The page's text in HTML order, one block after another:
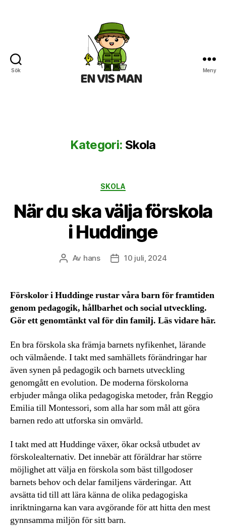
Sök Meny
Kategori: Skola
Kategorier
SKOLA
När du ska välja förskola
i Huddinge
Inläggsförfattare
Av hans Inläggsdatum
10 juli, 2024
Förskolor i Huddinge rustar våra barn för framtiden
genom pedagogik, hållbarhet och social utveckling.
Gör ett genomtänkt val för din familj. Läs vidare här.
En bra förskola ska främja barnets nyfikenhet, lärande
och välmående. I takt med samhällets förändringar har
även synen på pedagogik och barnets utveckling
genomgått en evolution. De moderna förskolorna
erbjuder många olika pedagogiska metoder, från Reggio
Emilia till Montessori, som alla har som mål att göra
barnen redo att utforska sin omvärld.
I takt med att Huddinge växer, ökar också utbudet av
förskolealternativ. Det innebär att föräldrar har större
möjlighet att välja en förskola som bäst tillgodoser
barnets behov och delar familjens värderingar. Att
avsätta tid till att lära känna de olika pedagogiska
inriktningarna kan vara avgörande för att hitta den mest
gynnsamma miljön för sitt barn.